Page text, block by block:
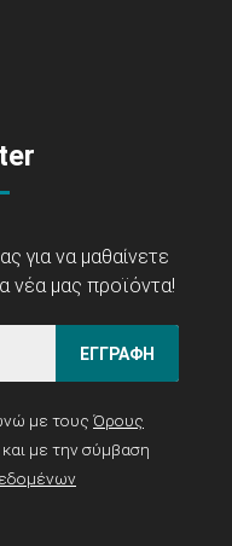
για να μαθαίνετε
νέα μας προϊόντα!
ΕΓΓΡΑΦΗ
με τους Όρους
με την σύμβαση